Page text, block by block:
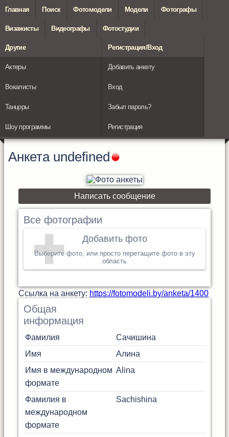
Главная Поиск Фотомодели Модели Фотографы
Визажисты Видеографы Фотостудии
Другие
Актеры
Вокалисты
Танцоры
Шоу программы
Регистрация/Вход
Добавить анкету
Вход
Забыл пароль?
Регистрация
Анкета undefined
Написать сообщение
Все фотографии
Добавить фото
Выберите фото, или просто перетащите фото в эту
область
Cсылка на анкету: https://fotomodeli.by/anketa/1400
Общая
информация
Фамилия
Сачишина
Имя
Алина
Имя в международном
формате
Alina
Фамилия в
международном
формате
Sachishina